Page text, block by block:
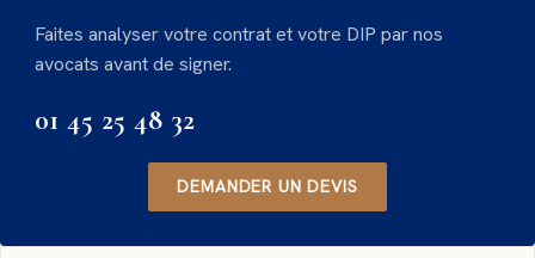
Faites analyser votre contrat et votre DIP par nos
avocats avant de signer.
01 45 25 48 32
DEMANDER UN DEVIS